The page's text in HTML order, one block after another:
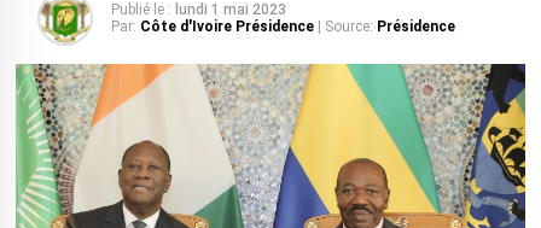
Publié le : lundi 1 mai 2023
Par: Côte d'Ivoire Présidence | Source: Présidence